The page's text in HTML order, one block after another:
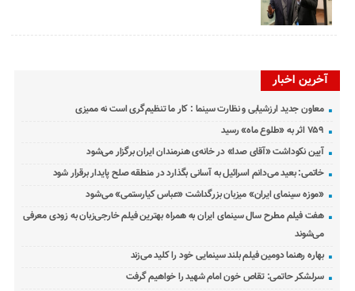
آخرین اخبار
معاون جدید ارزشیابی و نظارت سینما : کار ما تنظیم‌گری است نه ممیزی
۷۵۹ اثر به «طلوع ماه» رسید
آیین نکوداشت «آقای صدا» در خانه‌ی هنرمندان ایران برگزار می‌شود
خاتمی: بعید می‌دانم اسرائیل به آسانی بگذارد در منطقه صلح پایدار برقرار شود
«موزه سینمای ایران» میزبان بزرگداشت «عباس کیارستمی» می‌شود
هفت فیلم مطرح سال سینمای ایران به همراه بهترین فیلم خارجی‌زبان به زودی معرفی
می‌شوند
بهاره رهنما دومین فیلم بلند سینمایی خود را کلید می‌زند
سرلشکر حاتمی: تقاص خون امام شهید را خواهیم گرفت